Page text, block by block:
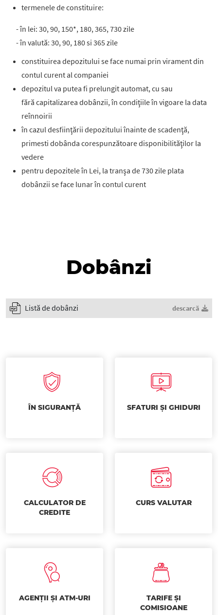
termenele de constituire:
- în lei: 30, 90, 150*, 180, 365, 730 zile
- în valută: 30, 90, 180 si 365 zile
constituirea depozitului se face numai prin virament din
contul curent al companiei
depozitul va putea fi prelungit automat, cu sau
fără capitalizarea dobânzii, în condiţiile în vigoare la data
reînnoirii
în cazul desfiinţării depozitului înainte de scadenţă,
primesti dobânda corespunzătoare disponibilităţilor la
vedere
pentru depozitele în Lei, la tranşa de 730 zile plata
dobânzii se face lunar în contul curent
Dobânzi
Listă de dobânzi descarcă
ÎN SIGURANȚĂ SFATURI ȘI GHIDURI
CALCULATOR DE
CREDITE
CURS VALUTAR
AGENȚII ȘI ATM-URI
TARIFE ȘI
COMISIOANE